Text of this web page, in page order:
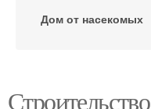
Дом от насекомых